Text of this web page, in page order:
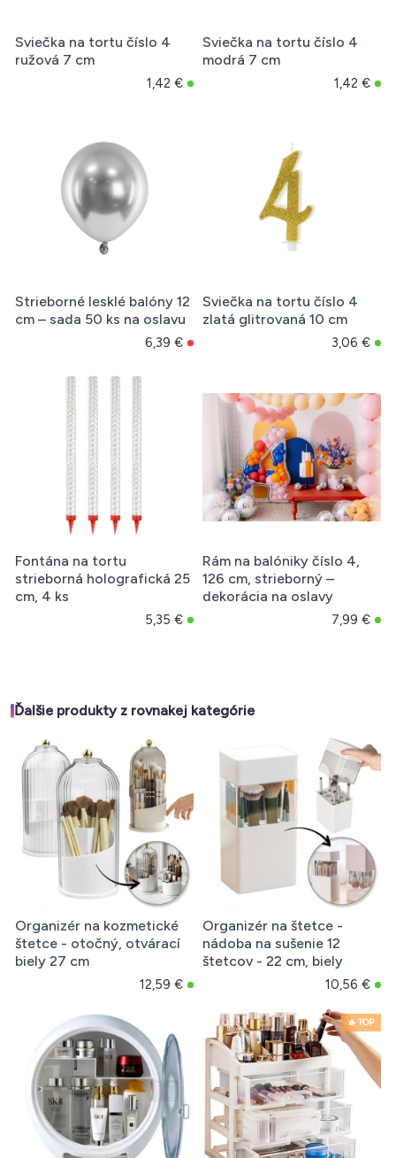
Sviečka na tortu číslo 4
ružová 7 cm
1,42 €
Sviečka na tortu číslo 4
modrá 7 cm
1,42 €
Strieborné lesklé balóny 12
cm – sada 50 ks na oslavu
6,39 €
Sviečka na tortu číslo 4
zlatá glitrovaná 10 cm
3,06 €
Fontána na tortu
strieborná holografická 25
cm, 4 ks
5,35 €
Rám na balóniky číslo 4,
126 cm, strieborný –
dekorácia na oslavy
7,99 €
Ďalšie produkty z rovnakej kategórie
Organizér na kozmetické
štetce - otočný, otvárací
biely 27 cm
12,59 €
Organizér na štetce -
nádoba na sušenie 12
štetcov - 22 cm, biely
10,56 €
🔥 TOP